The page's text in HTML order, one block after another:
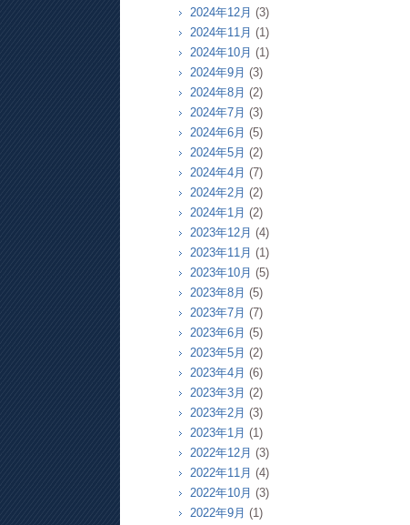
2024年12月 (3)
2024年11月 (1)
2024年10月 (1)
2024年9月 (3)
2024年8月 (2)
2024年7月 (3)
2024年6月 (5)
2024年5月 (2)
2024年4月 (7)
2024年2月 (2)
2024年1月 (2)
2023年12月 (4)
2023年11月 (1)
2023年10月 (5)
2023年8月 (5)
2023年7月 (7)
2023年6月 (5)
2023年5月 (2)
2023年4月 (6)
2023年3月 (2)
2023年2月 (3)
2023年1月 (1)
2022年12月 (3)
2022年11月 (4)
2022年10月 (3)
2022年9月 (1)